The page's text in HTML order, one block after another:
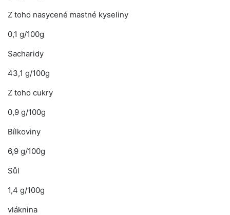
Z toho nasycené mastné kyseliny
0,1 g/100g
Sacharidy
43,1 g/100g
Z toho cukry
0,9 g/100g
Bílkoviny
6,9 g/100g
Sůl
1,4 g/100g
vláknina